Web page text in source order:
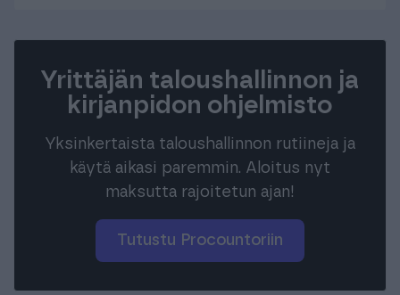
Yrittäjän taloushallinnon ja
kirjanpidon ohjelmisto
Yksinkertaista taloushallinnon rutiineja ja
käytä aikasi paremmin. Aloitus nyt
maksutta rajoitetun ajan!
Tutustu Procountoriin